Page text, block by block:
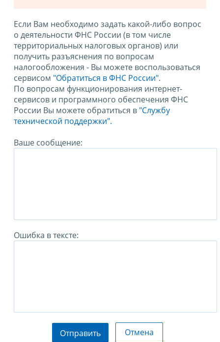
Если Вам необходимо задать какой-либо вопрос
о деятельности ФНС России (в том числе
территориальных налоговых органов) или
получить разъяснения по вопросам
налогообложения - Вы можете воспользоваться
сервисом "Обратиться в ФНС России".
По вопросам функционирования интернет-
сервисов и программного обеспечения ФНС
России Вы можете обратиться в "Службу
технической поддержки".
Ваше сообщение:
Ошибка в тексте:
Отправить Отмена